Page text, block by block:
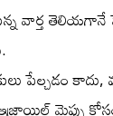
వార్త
పేల్చడం కాదు,
మెప్పు కోసం